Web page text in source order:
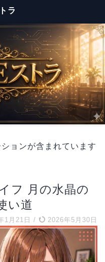
ラ
ョンが含まれています
フ 月の水晶の
い道
1月21日 / 2026年5月30日